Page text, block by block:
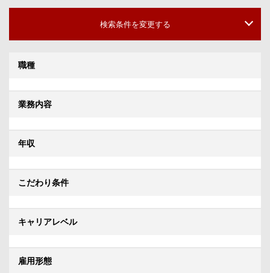
検索条件を変更する
職種
業務内容
年収
こだわり条件
キャリアレベル
雇用形態